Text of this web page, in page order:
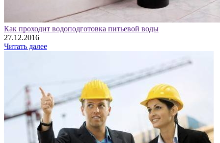
Как проходит водоподготовка питьевой воды
27.12.2016
Читать далее